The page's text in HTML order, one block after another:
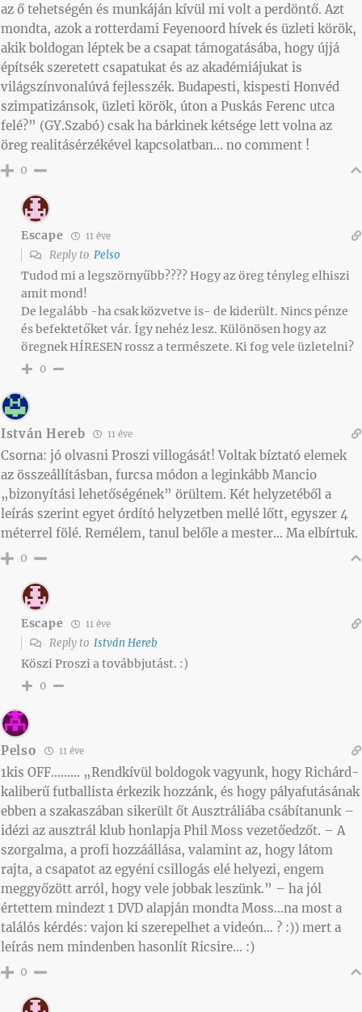
az ő tehetségén és munkáján kívül mi volt a perdöntő. Azt
mondta, azok a rotterdami Feyenoord hívek és üzleti körök,
akik boldogan léptek be a csapat támogatásába, hogy újjá
építsék szeretett csapatukat és az akadémiájukat is
világszínvonalúvá fejlesszék. Budapesti, kispesti Honvéd
szimpatizánsok, üzleti körök, úton a Puskás Ferenc utca
felé?” (GY.Szabó) csak ha bárkinek kétsége lett volna az
öreg realitásérzékével kapcsolatban… no comment !
0
Escape 11 éve
Reply to Pelso
Tudod mi a legszörnyűbb???? Hogy az öreg tényleg elhiszi
amit mond!
De legalább -ha csak közvetve is- de kiderült. Nincs pénze
és befektetőket vár. Így nehéz lesz. Különösen hogy az
öregnek HÍRESEN rossz a természete. Ki fog vele üzletelni?
0
István Hereb 11 éve
Csorna: jó olvasni Proszi villogását! Voltak bíztató elemek
az összeállításban, furcsa módon a leginkább Mancio
„bizonyítási lehetőségének” örültem. Két helyzetéből a
leírás szerint egyet órdító helyzetben mellé lőtt, egyszer 4
méterrel fölé. Remélem, tanul belőle a mester… Ma elbírtuk.
0
Escape 11 éve
Reply to István Hereb
Köszi Proszi a továbbjutást. :)
0
Pelso 11 éve
1kis OFF……… „Rendkívül boldogok vagyunk, hogy Richárd-
kaliberű futballista érkezik hozzánk, és hogy pályafutásának
ebben a szakaszában sikerült őt Ausztráliába csábítanunk –
idézi az ausztrál klub honlapja Phil Moss vezetőedzőt. – A
szorgalma, a profi hozzáállása, valamint az, hogy látom
rajta, a csapatot az egyéni csillogás elé helyezi, engem
meggyőzött arról, hogy vele jobbak leszünk.” – ha jól
értettem mindezt 1 DVD alapján mondta Moss…na most a
találós kérdés: vajon ki szerepelhet a videón… ? :)) mert a
leírás nem mindenben hasonlít Ricsire… :)
0